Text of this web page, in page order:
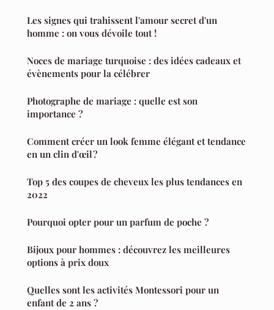
Les signes qui trahissent l'amour secret d'un
homme : on vous dévoile tout !
Noces de mariage turquoise : des idées cadeaux et
évènements pour la célébrer
Photographe de mariage : quelle est son
importance ?
Comment créer un look femme élégant et tendance
en un clin d'œil ?
Top 5 des coupes de cheveux les plus tendances en
2022
Pourquoi opter pour un parfum de poche ?
Bijoux pour hommes : découvrez les meilleures
options à prix doux
Quelles sont les activités Montessori pour un
enfant de 2 ans ?